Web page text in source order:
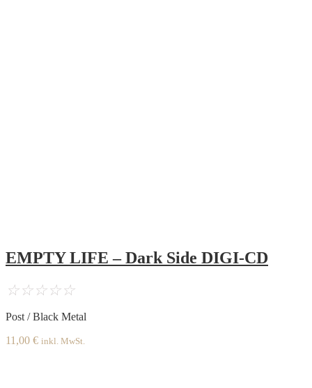
EMPTY LIFE – Dark Side DIGI-CD
☆☆☆☆☆
Post / Black Metal
11,00 € inkl. MwSt.